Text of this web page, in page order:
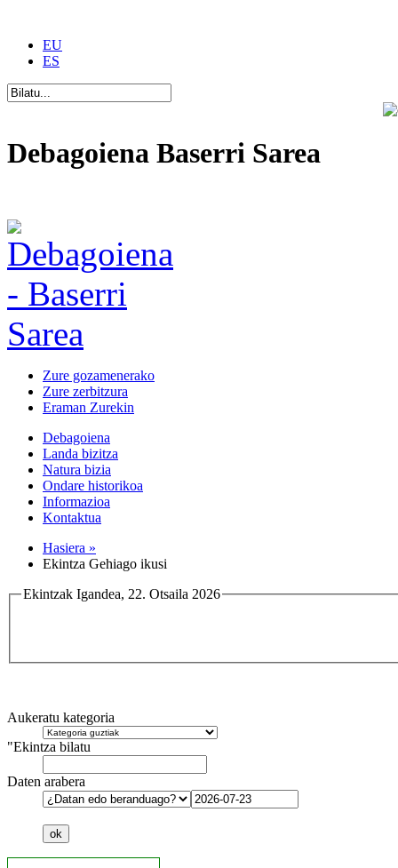
EU
ES
Debagoiena Baserri Sarea
Zure gozamenerako
Zure zerbitzura
Eraman Zurekin
Debagoiena
Landa bizitza
Natura bizia
Ondare historikoa
Informazioa
Kontaktua
Hasiera »
Ekintza Gehiago ikusi
Ekintzak Igandea, 22. Otsaila 2026
Aukeratu kategoria
"Ekintza bilatu
Daten arabera